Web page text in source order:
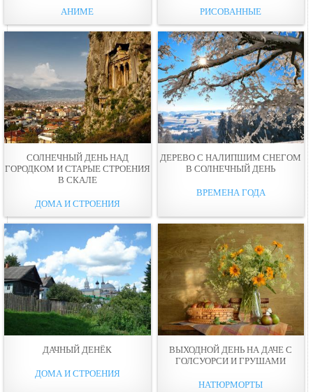
АНИМЕ РИСОВАННЫЕ
СОЛНЕЧНЫЙ ДЕНЬ НАД
ГОРОДКОМ И СТАРЫЕ СТРОЕНИЯ
В СКАЛЕ
ДОМА И СТРОЕНИЯ
ДЕРЕВО С НАЛИПШИМ СНЕГОМ
В СОЛНЕЧНЫЙ ДЕНЬ
ВРЕМЕНА ГОДА
ДАЧНЫЙ ДЕНЁК
ДОМА И СТРОЕНИЯ
ВЫХОДНОЙ ДЕНЬ НА ДАЧЕ С
ГОЛСУОРСИ И ГРУШАМИ
НАТЮРМОРТЫ